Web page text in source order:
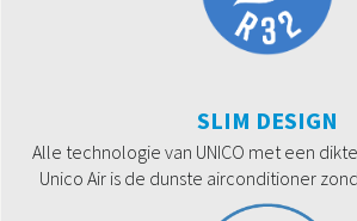
SLIM DESIGN
Alle technologie van UNICO met een
Unico Air is de dunste airconditioner